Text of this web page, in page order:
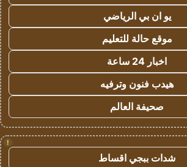
يو ان بي الرياضي
موقع حالة للتعليم
اخبار 24 ساعة
هيدب فنون وترفيه
صحيفة العالم
!
شدات ببجي اقساط